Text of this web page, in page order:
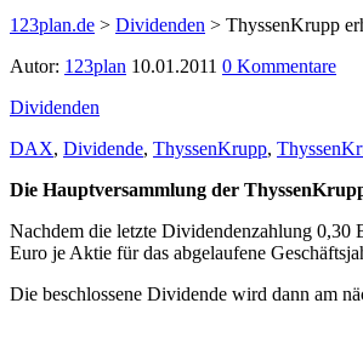
123plan.de > Dividenden > ThyssenKrupp
Autor: 123plan 10.01.2011 0 Kommentare
Dividenden
DAX, Dividende, ThyssenKrupp,
Die Hauptversammlung der
Nachdem die letzte Dividendenzahlung 0,30
Euro je Aktie für das abgelaufene
Die beschlossene Dividende wird dann am